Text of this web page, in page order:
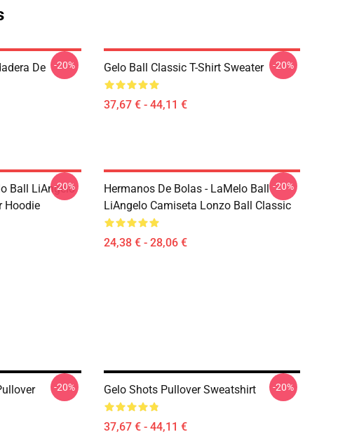
De
-20% Gelo Ball Classic T-Shirt Sweater
37,67 € - 44,11 €
-20%
Ball LiAngelo
Hoodie
-20%
Hermanos De Bolas - LaMelo Ball
LiAngelo Camiseta Lonzo Ball Classic
24,38 € - 28,06 €
-20%
-20% Gelo Shots Pullover Sweatshirt
37,67 € - 44,11 €
-20%